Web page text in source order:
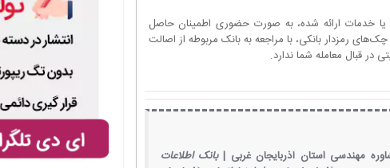
خدمات ارائه شده، به صورت حضوری اطمینان حاصل
رمزدار بانکی، با مراجعه به بانک مربوطه از اصالت
قبال معامله شما ندارد.
مهندسی استان آذربایجان غربی | بانک اطلاعات